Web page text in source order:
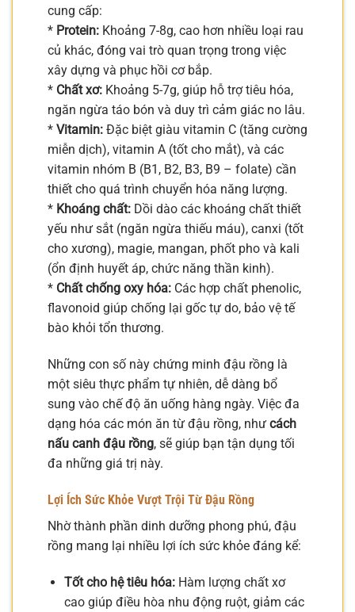
cung cấp:
* Protein: Khoảng 7-8g, cao hơn nhiều loại rau
củ khác, đóng vai trò quan trọng trong việc
xây dựng và phục hồi cơ bắp.
* Chất xơ: Khoảng 5-7g, giúp hỗ trợ tiêu hóa,
ngăn ngừa táo bón và duy trì cảm giác no lâu.
* Vitamin: Đặc biệt giàu vitamin C (tăng cường
miễn dịch), vitamin A (tốt cho mắt), và các
vitamin nhóm B (B1, B2, B3, B9 – folate) cần
thiết cho quá trình chuyển hóa năng lượng.
* Khoáng chất: Dồi dào các khoáng chất thiết
yếu như sắt (ngăn ngừa thiếu máu), canxi (tốt
cho xương), magie, mangan, phốt pho và kali
(ổn định huyết áp, chức năng thần kinh).
* Chất chống oxy hóa: Các hợp chất phenolic,
flavonoid giúp chống lại gốc tự do, bảo vệ tế
bào khỏi tổn thương.
Những con số này chứng minh đậu rồng là
một siêu thực phẩm tự nhiên, dễ dàng bổ
sung vào chế độ ăn uống hàng ngày. Việc đa
dạng hóa các món ăn từ đậu rồng, như cách
nấu canh đậu rồng, sẽ giúp bạn tận dụng tối
đa những giá trị này.
Lợi Ích Sức Khỏe Vượt Trội Từ Đậu Rồng
Nhờ thành phần dinh dưỡng phong phú, đậu
rồng mang lại nhiều lợi ích sức khỏe đáng kể:
Tốt cho hệ tiêu hóa:Hàm lượng chất xơ
cao giúp điều hòa nhu động ruột, giảm các